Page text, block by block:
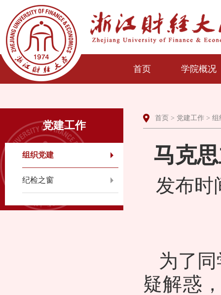
首页 学院概况
党建工作
组织党建
纪检之窗
首页 > 党建工作 > 组
马克
发布时
为了
疑解惑